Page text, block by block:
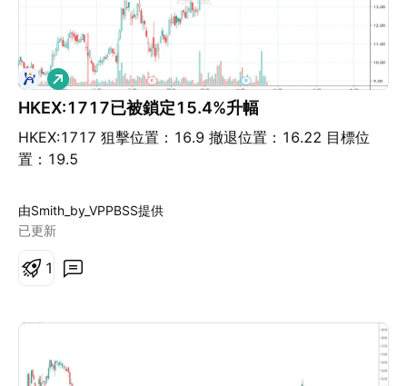
HKEX:1717已被鎖定15.4%升幅
HKEX:1717 狙擊位置：16.9 撤退位置：16.22 目標位
置：19.5
看
多
由Smith_by_VPPBSS提供
已更新
1